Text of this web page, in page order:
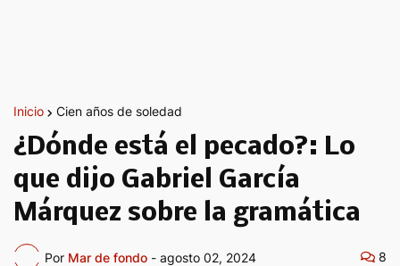
Inicio Cien años de soledad
¿Dónde está el pecado?: Lo
que dijo Gabriel García
Márquez sobre la gramática
Por Mar de fondo - agosto 02, 2024 8